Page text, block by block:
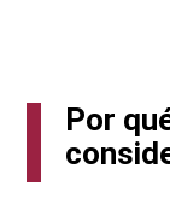
Por